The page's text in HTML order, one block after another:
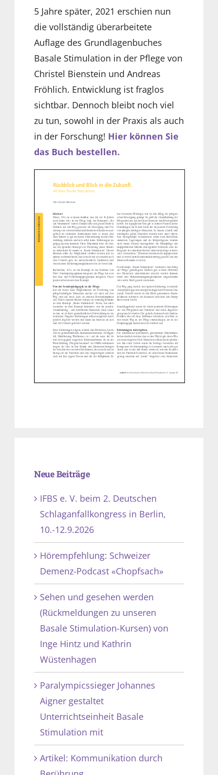
5 Jahre später, 2021 erschien nun
die vollständig überarbeitete
Auflage des Grundlagenbuches
Basale Stimulation in der Pflege von
Christel Bienstein und Andreas
Fröhlich. Entwicklung ist fraglos
sichtbar. Dennoch bleibt noch viel
zu tun, sowohl in der Praxis als auch
in der Forschung! Hier können Sie
das Buch bestellen.
Neue Beiträge
IFBS e. V. beim 2. Deutschen
Schlaganfallkongress in Berlin,
10.-12.9.2026
Hörempfehlung: Schweizer
Demenz-Podcast «Chopfsach»
Sehen und gesehen werden
(Rückmeldungen zu unseren
Basale Stimulation-Kursen) von
Inge Hintz und Kathrin
Wüstenhagen
Paralympicssieger Johannes
Aigner gestaltet
Unterrichtseinheit Basale
Stimulation mit
Artikel: Kommunikation durch